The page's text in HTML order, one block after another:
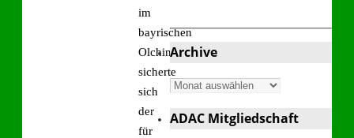
im
bayrischen
Olching
sicherte
sich
der
für
Archive
Archive
ADAC Mitgliedschaft